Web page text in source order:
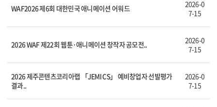
WAF2026 제6회 대한민국 애니메이션 어워드
2026-0
7-15
2026 WAF 제22회 웹툰·애니메이션 창작자 공모전..
2026-0
7-15
2026 제주콘텐츠코리아랩 「JEMI CS」 예비창업자 선발평가
결과..
2026-0
7-15